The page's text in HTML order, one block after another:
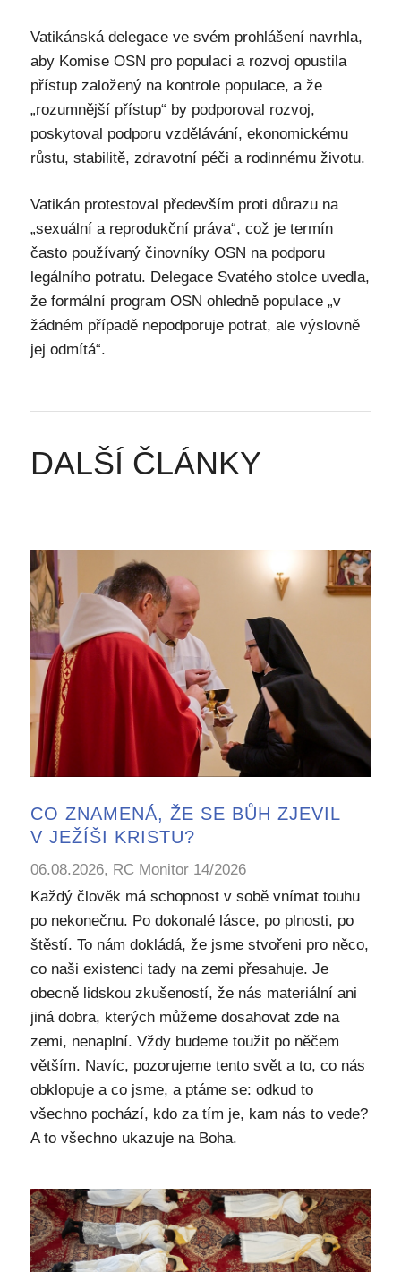
Vatikánská delegace ve svém prohlášení navrhla,
aby Komise OSN pro populaci a rozvoj opustila
přístup založený na kontrole populace, a že
„rozumnější přístup“ by podporoval rozvoj,
poskytoval podporu vzdělávání, ekonomickému
růstu, stabilitě, zdravotní péči a rodinnému životu.
Vatikán protestoval především proti důrazu na
„sexuální a reprodukční práva“, což je termín
často používaný činovníky OSN na podporu
legálního potratu. Delegace Svatého stolce uvedla,
že formální program OSN ohledně populace „v
žádném případě nepodporuje potrat, ale výslovně
jej odmítá“.
DALŠÍ ČLÁNKY
CO ZNAMENÁ, ŽE SE BŮH ZJEVIL
V JEŽÍŠI KRISTU?
06.08.2026, RC Monitor 14/2026
Každý člověk má schopnost v sobě vnímat touhu
po nekonečnu. Po dokonalé lásce, po plnosti, po
štěstí. To nám dokládá, že jsme stvořeni pro něco,
co naši existenci tady na zemi přesahuje. Je
obecně lidskou zkušeností, že nás materiální ani
jiná dobra, kterých můžeme dosahovat zde na
zemi, nenaplní. Vždy budeme toužit po něčem
větším. Navíc, pozorujeme tento svět a to, co nás
obklopuje a co jsme, a ptáme se: odkud to
všechno pochází, kdo za tím je, kam nás to vede?
A to všechno ukazuje na Boha.